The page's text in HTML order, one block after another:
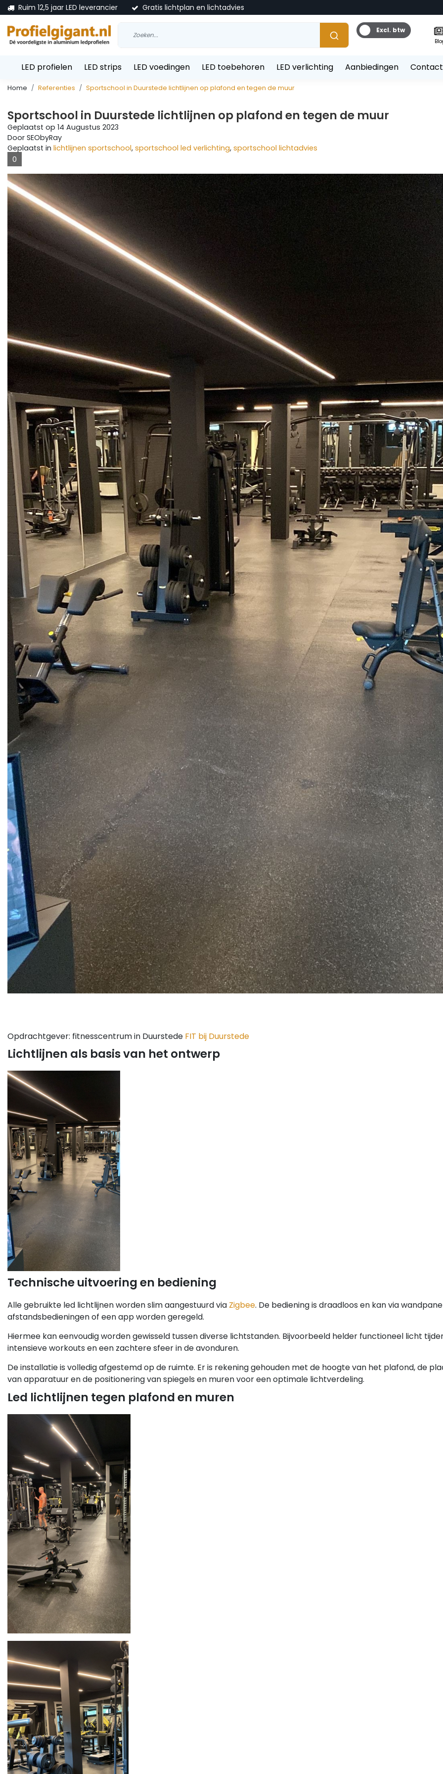
Ruim 12,5 jaar LED leverancier Gratis lichtplan en lichtadvies
Excl. btw
LED profielen LED strips LED voedingen LED toebehoren LED verlichting Aanbiedingen
Home Referenties Sportschool in Duurstede lichtlijnen op plafond en tegen de muur
Sportschool in Duurstede lichtlijnen op plafond en tegen de muur
Geplaatst op 14 Augustus 2023
Door SEObyRay
Geplaatst in lichtlijnen sportschool, sportschool led verlichting, sportschool lichtadvies
0
Opdrachtgever: fitnesscentrum in Duurstede FIT bij Duurstede
Lichtlijnen als basis van het ontwerp
Technische uitvoering en bediening
Alle gebruikte led lichtlijnen worden slim aangestuurd via Zigbee. De bediening is draadloos en kan via
afstandsbedieningen of een app worden geregeld.
Hiermee kan eenvoudig worden gewisseld tussen diverse lichtstanden. Bijvoorbeeld helder functioneel licht
intensieve workouts en een zachtere sfeer in de avonduren.
De installatie is volledig afgestemd op de ruimte. Er is rekening gehouden met de hoogte van het plafond, de
van apparatuur en de positionering van spiegels en muren voor een optimale lichtverdeling.
Led lichtlijnen tegen plafond en muren